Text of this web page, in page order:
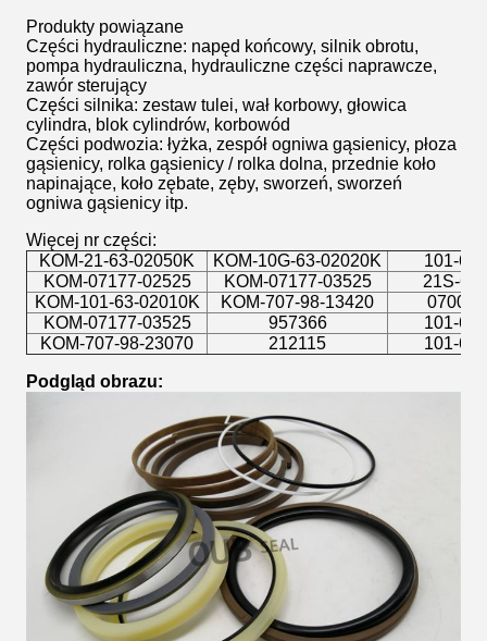
Produkty powiązane
Części hydrauliczne: napęd końcowy, silnik obrotu,
pompa hydrauliczna, hydrauliczne części naprawcze,
zawór sterujący
Części silnika: zestaw tulei, wał korbowy, głowica
cylindra, blok cylindrów, korbowód
Części podwozia: łyżka, zespół ogniwa gąsienicy, płoza
gąsienicy, rolka gąsienicy / rolka dolna, przednie koło
napinające, koło zębate, zęby, sworzeń, sworzeń
ogniwa gąsienicy itp.
Więcej nr części:
KOM-21-63-02050K
KOM-10G-63-02020K
101-
KOM-07177-02525
KOM-07177-03525
21S-
KOM-101-63-02010K
KOM-707-98-13420
07000-
KOM-07177-03525
957366
101-
KOM-707-98-23070
212115 101-
Podgląd obrazu: